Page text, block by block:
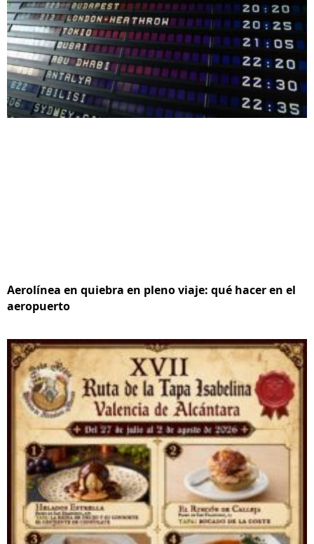
Aerolínea en quiebra en pleno viaje: qué hacer en el
aeropuerto